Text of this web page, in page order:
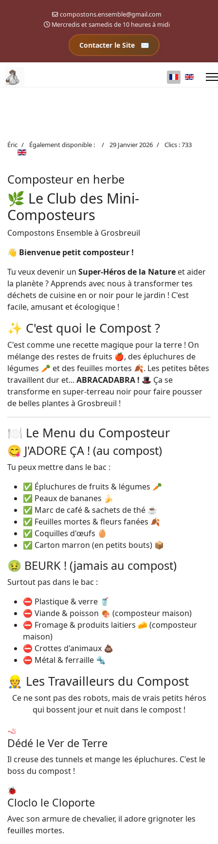
compostons.ensemble@gmail.com
Mercredis et samedis de 10 heures à midi
Contacter le Site
Éric Également disponible : 29 Janvier 2026 Clics : 733
Composteur en herbe
🌿 Le Club des Mini-
Composteurs
Compostons Ensemble à Grosbreuil
👋 Bienvenue petit composteur !
Tu veux devenir un Super-Héros de la Nature et aider
la planète ? Apprends avec nous à transformer tes
déchets de cuisine en or noir pour le jardin ! C'est
facile, amusant et écologique !
✨ C'est quoi le Compost ?
C'est comme une recette magique pour la terre ! On
mélange des restes de fruits 🍎, des épluchures de
légumes 🥕 et des feuilles mortes 🍂. Les petites bêtes
travaillent dur et... ABRACADABRA ! 🎩 Ça se
transforme en super-terreau noir pour faire pousser
de belles plantes à Grosbreuil !
🍽️ Le Menu du Composteur
😋 J'ADORE ÇA ! (au compost)
Tu peux mettre dans le bac :
✅ Épluchures de fruits & légumes 🥕
✅ Peaux de bananes 🍌
✅ Marc de café & sachets de thé ☕
✅ Feuilles mortes & fleurs fanées 🍂
✅ Coquilles d'œufs 🥚
✅ Carton marron (en petits bouts) 📦
🤢 BEURK ! (jamais au compost)
Surtout pas dans le bac :
⛔ Plastique & verre 🥤
⛔ Viande & poisson 🍖 (composteur maison)
⛔ Fromage & produits laitiers 🧀 (composteur
maison)
⛔ Crottes d'animaux 💩
⛔ Métal & ferraille 🔩
👷 Les Travailleurs du Compost
Ce ne sont pas des robots, mais de vrais petits héros
qui bossent jour et nuit dans le compost !
🪱
Dédé le Ver de Terre
Il creuse des tunnels et mange les épluchures. C'est le
boss du compost !
🐞
Cloclo le Cloporte
Avec son armure de chevalier, il adore grignoter les
feuilles mortes.